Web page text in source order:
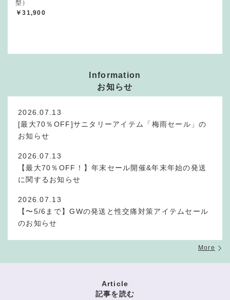
型）
￥31,900
Information
お知らせ
2026.07.13
[最大70％OFF]サニタリーアイテム「梅雨セール」の
お知らせ
2026.07.13
【最大70％OFF！】年末セール開催&年末年始の発送
に関するお知らせ
2026.07.13
【〜5/6まで】GWの発送と性交痛対策アイテムセール
のお知らせ
More
Article
記事を読む